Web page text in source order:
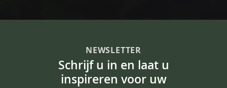
NEWSLETTER
Schrijf u in en laat u
inspireren voor uw